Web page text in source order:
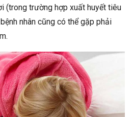
(trong trường hợp xuất huyết tiêu
nhân cũng có thể gặp phải